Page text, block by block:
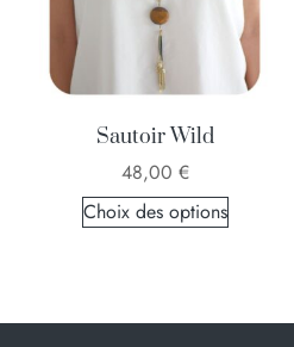
Sautoir Wild
48,00 €
Choix des options